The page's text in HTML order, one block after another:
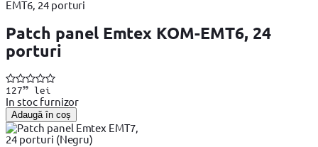
Patch panel Emtex KOM-EMT6, 24
porturi
12799lei
In stoc furnizor
Adaugă în coș